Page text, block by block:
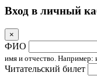
Вход в личный
×
ФИО
имя и отчество. Например:
Читательский билет